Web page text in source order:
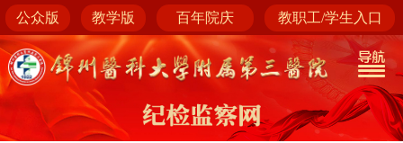
公众版 教学版 百年院庆 教职工/学生入口